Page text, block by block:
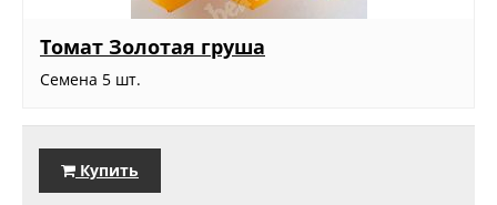
Томат Золотая груша
Семена 5 шт.
Купить